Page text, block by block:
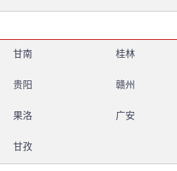
甘南 桂林
贵阳 赣州
果洛 广安
甘孜